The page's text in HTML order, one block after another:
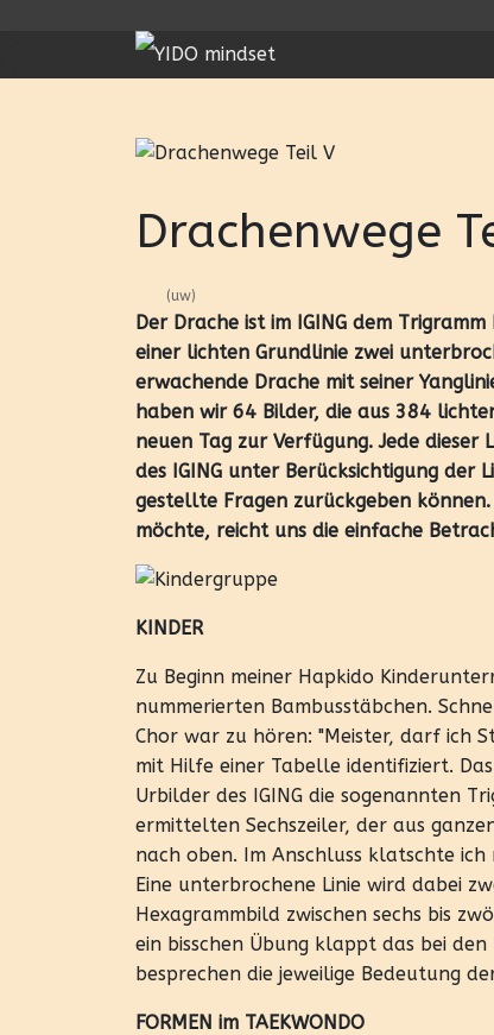
Drachenwege
(uw)
Der Drache ist im IGING dem
einer lichten Grundlinie zwei
erwachende Drache mit seiner
haben wir 64 Bilder, die aus 384
neuen Tag zur Verfügung. Jede
des IGING unter Berücksichtigung
gestellte Fragen zurückgeben
möchte, reicht uns die einfache
KINDER
Zu Beginn meiner Hapkido
nummerierten Bambusstäbchen.
Chor war zu hören: "Meister, darf ich
mit Hilfe einer Tabelle identifiziert.
Urbilder des IGING die sogenannten
ermittelten Sechszeiler, der aus
nach oben. Im Anschluss klatschte
Eine unterbrochene Linie wird dabei
Hexagrammbild zwischen sechs bis
ein bisschen Übung klappt das bei
besprechen die jeweilige Bedeutung
FORMEN im TAEKWONDO